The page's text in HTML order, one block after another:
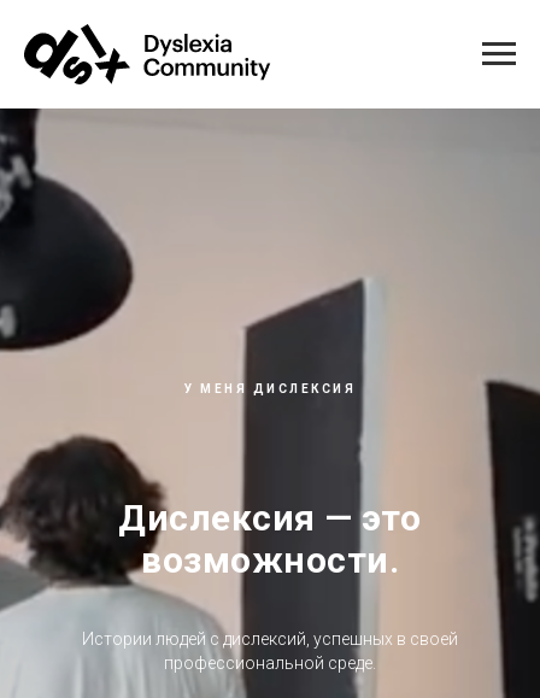
У МЕНЯ ДИСЛЕКСИЯ
Дислексия — это
возможности.
Истории людей с дислексий, успешных в своей
профессиональной среде.